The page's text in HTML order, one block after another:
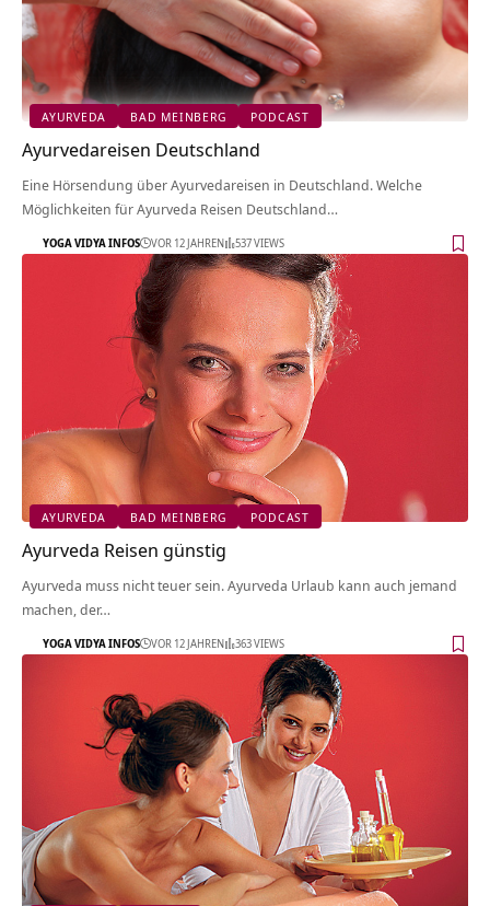
AYURVEDA BAD MEINBERG PODCAST
Ayurvedareisen Deutschland
Eine Hörsendung über Ayurvedareisen in Deutschland. Welche
Möglichkeiten für Ayurveda Reisen Deutschland…
YOGA VIDYA INFOS VOR 12 JAHREN 537 VIEWS
AYURVEDA BAD MEINBERG PODCAST
Ayurveda Reisen günstig
Ayurveda muss nicht teuer sein. Ayurveda Urlaub kann auch jemand
machen, der…
YOGA VIDYA INFOS VOR 12 JAHREN 363 VIEWS